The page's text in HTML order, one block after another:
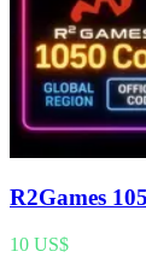
R2Games
10 US$